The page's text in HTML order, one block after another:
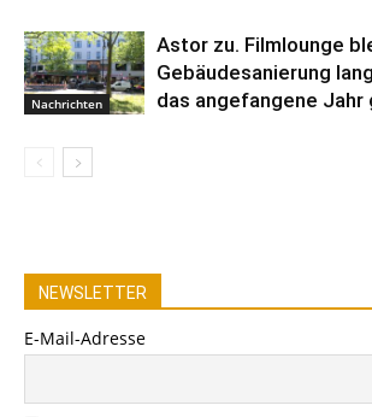
Nachrichten
Astor zu. Filmlounge
Gebäudesanierung
das angefangene Jahr
NEWSLETTER
E-Mail-Adresse